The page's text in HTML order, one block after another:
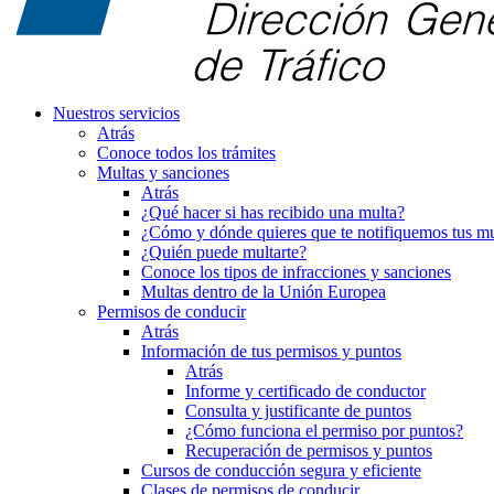
Nuestros servicios
Atrás
Conoce todos los trámites
Multas y sanciones
Atrás
¿Qué hacer si has recibido una multa?
¿Cómo y dónde quieres que te notifiquemos tus
¿Quién puede multarte?
Conoce los tipos de infracciones y sanciones
Multas dentro de la Unión Europea
Permisos de conducir
Atrás
Información de tus permisos y puntos
Atrás
Informe y certificado de conductor
Consulta y justificante de puntos
¿Cómo funciona el permiso por puntos?
Recuperación de permisos y puntos
Cursos de conducción segura y eficiente